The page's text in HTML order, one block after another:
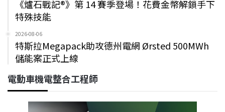
《爐石戰記®》第 14 賽季登場！花費金幣解鎖手下
特殊技能
2026-08-06
特斯拉Megapack助攻德州電網 Ørsted 500MWh
儲能案正式上線
電動車機電整合工程師